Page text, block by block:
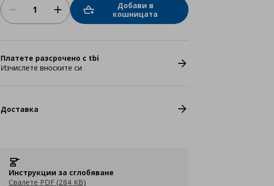
Добави в
кошницата
Платете разсрочено с tbi
Изчислете вноските си
Доставка
Инструкции за сглобяване
Свалете PDF (284 KB)